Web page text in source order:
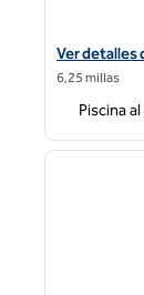
Ver detalles
Ver detalles
6,25 millas
Piscina
1 de 12